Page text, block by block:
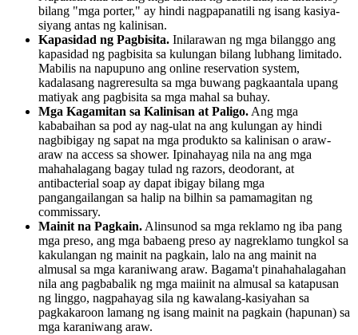
bilang "mga porter," ay hindi nagpapanatili ng isang kasiya-
siyang antas ng kalinisan.
Kapasidad ng Pagbisita. Inilarawan ng mga bilanggo ang
kapasidad ng pagbisita sa kulungan bilang lubhang limitado.
Mabilis na napupuno ang online reservation system,
kadalasang nagreresulta sa mga buwang pagkaantala upang
matiyak ang pagbisita sa mga mahal sa buhay.
Mga Kagamitan sa Kalinisan at Paligo. Ang mga
kababaihan sa pod ay nag-ulat na ang kulungan ay hindi
nagbibigay ng sapat na mga produkto sa kalinisan o araw-
araw na access sa shower. Ipinahayag nila na ang mga
mahahalagang bagay tulad ng razors, deodorant, at
antibacterial soap ay dapat ibigay bilang mga
pangangailangan sa halip na bilhin sa pamamagitan ng
commissary.
Mainit na Pagkain. Alinsunod sa mga reklamo ng iba pang
mga preso, ang mga babaeng preso ay nagreklamo tungkol sa
kakulangan ng mainit na pagkain, lalo na ang mainit na
almusal sa mga karaniwang araw. Bagama't pinahahalagahan
nila ang pagbabalik ng mga maiinit na almusal sa katapusan
ng linggo, nagpahayag sila ng kawalang-kasiyahan sa
pagkakaroon lamang ng isang mainit na pagkain (hapunan) sa
mga karaniwang araw.